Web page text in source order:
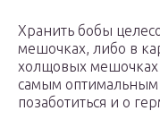
Хранить бобы
мешочках, либо в
холщовых мешочках
самым
позаботиться и о